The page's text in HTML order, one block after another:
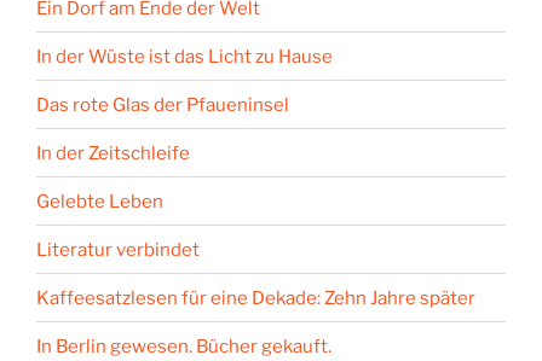
Ein Dorf am Ende der Welt
In der Wüste ist das Licht zu Hause
Das rote Glas der Pfaueninsel
In der Zeitschleife
Gelebte Leben
Literatur verbindet
Kaffeesatzlesen für eine Dekade: Zehn Jahre später
In Berlin gewesen. Bücher gekauft.